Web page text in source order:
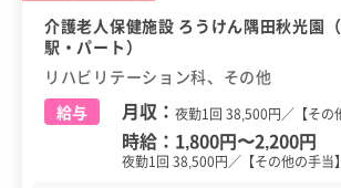
介護老人保健施設 ろうけん隅田秋光園
駅・パート）
リハビリテーション科、その他
給与
月収： 夜勤1回 38,500円／【その
時給： 1,800円〜2,200円
夜勤1回 38,500円／【その他の手当】